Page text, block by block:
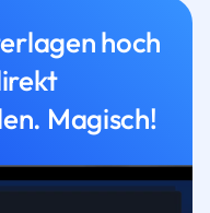
hoch
Magisch!